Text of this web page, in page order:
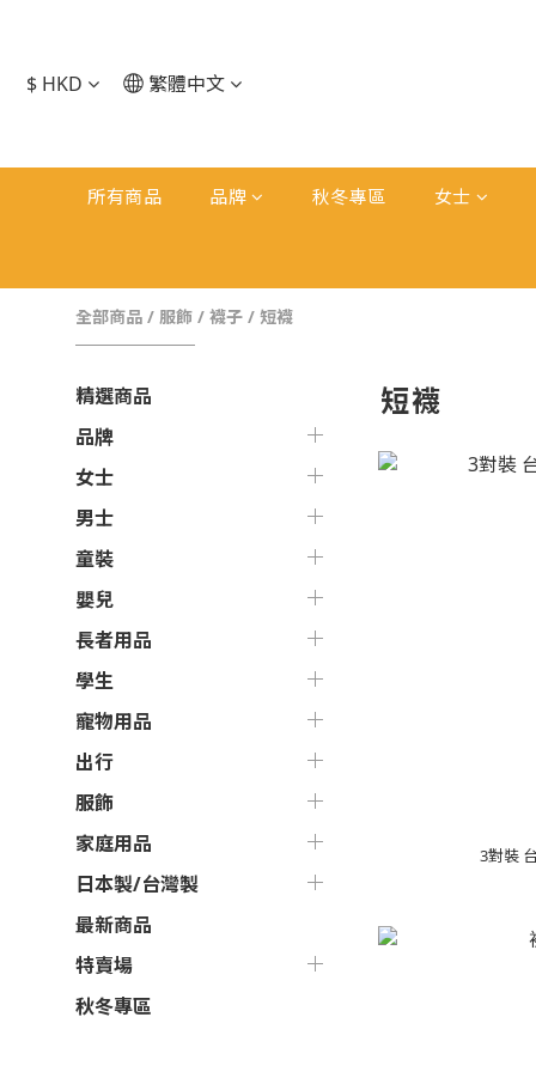
$ HKD 繁體中文
所有商品 品牌 秋冬專區 女士
全部商品 / 服飾 / 襪子 / 短襪
精選商品
品牌
女士
男士
童裝
嬰兒
長者用品
學生
寵物用品
出行
服飾
家庭用品
日本製/台灣製
最新商品
特賣場
秋冬專區
短襪
3對裝